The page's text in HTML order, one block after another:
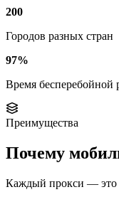
200
Городов разных стран
97%
Время бесперебойной
Преимущества
Почему
Каждый прокси — это